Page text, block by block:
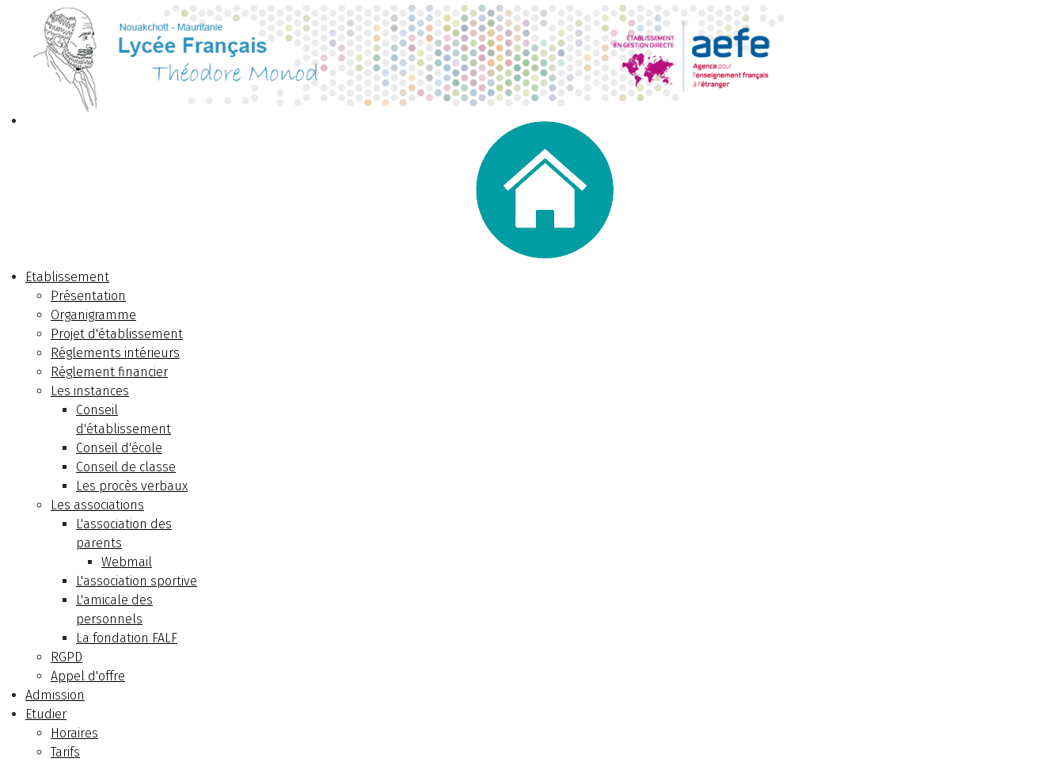
Etablissement
Présentation
Organigramme
Projet d'établissement
Réglements intérieurs
Réglement financier
Les instances
Conseil
d'établissement
Conseil d'école
Conseil de classe
Les procès verbaux
Les associations
L'association des
parents
Webmail
L'association sportive
L'amicale des
personnels
La fondation FALF
RGPD
Appel d'offre
Admission
Etudier
Horaires
Tarifs